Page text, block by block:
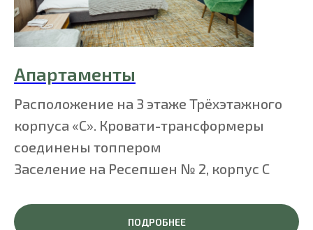
Апартаменты
Расположение на 3 этаже Трёхэтажного
корпуса «С». Кровати-трансформеры
соединены топпером
Заселение на Ресепшен № 2, корпус C
ПОДРОБНЕЕ